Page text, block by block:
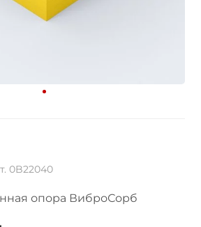
0B22040
опора ВиброСорб